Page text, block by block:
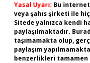
Yasal Uyarı: Bu
veya şahıs şirketi ile
Sitede yalnızca kendi
paylaşılmaktadır.
taşımamakta olup,
paylaşım
benzerlikleri tamamen